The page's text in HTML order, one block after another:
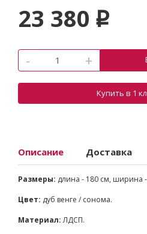
23 380 p
- +
Купить в 1
Описание Доставка
Размеры: длина - 180 см, ширина
Цвет: дуб венге / сонома.
Материал:ЛДСП.